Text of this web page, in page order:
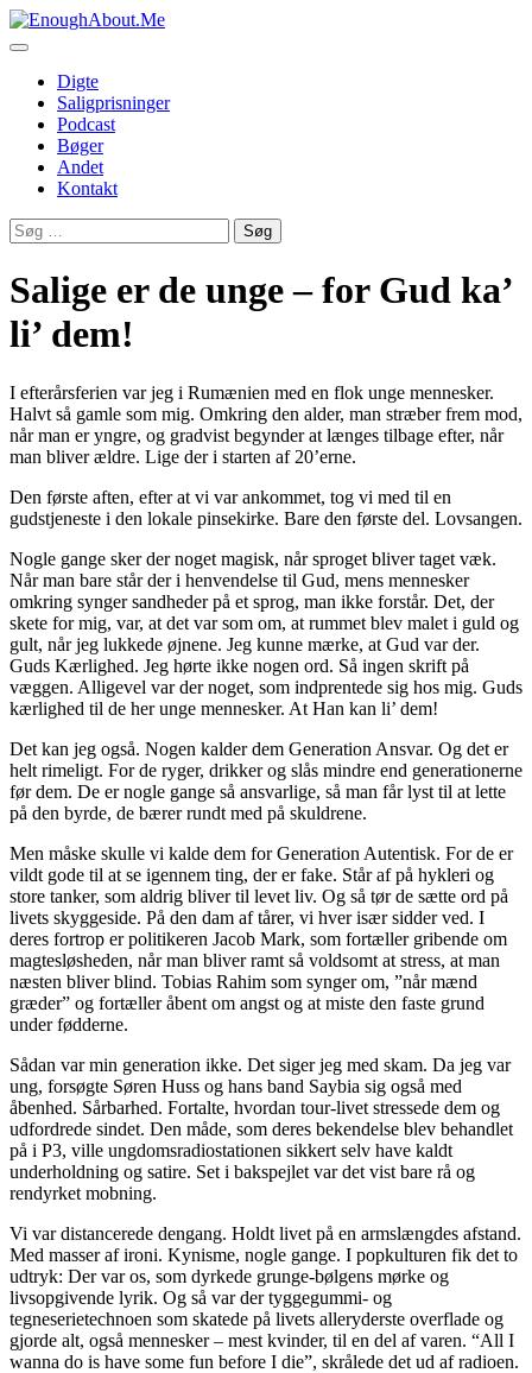
Skip
to
Digte
Saligprisninger
Podcast
Bøger
Andet
Kontakt
Søg
efter:
Salige er de unge – for Gud ka’
li’ dem!
I efterårsferien var jeg i Rumænien med en flok unge mennesker.
Halvt så gamle som mig. Omkring den alder, man stræber frem mod,
når man er yngre, og gradvist begynder at længes tilbage efter, når
man bliver ældre. Lige der i starten af 20’erne.
Den første aften, efter at vi var ankommet, tog vi med til en
gudstjeneste i den lokale pinsekirke. Bare den første del. Lovsangen.
Nogle gange sker der noget magisk, når sproget bliver taget væk.
Når man bare står der i henvendelse til Gud, mens mennesker
omkring synger sandheder på et sprog, man ikke forstår. Det, der
skete for mig, var, at det var som om, at rummet blev malet i guld og
gult, når jeg lukkede øjnene. Jeg kunne mærke, at Gud var der.
Guds Kærlighed. Jeg hørte ikke nogen ord. Så ingen skrift på
væggen. Alligevel var der noget, som indprentede sig hos mig. Guds
kærlighed til de her unge mennesker. At Han kan li’ dem!
Det kan jeg også. Nogen kalder dem Generation Ansvar. Og det er
helt rimeligt. For de ryger, drikker og slås mindre end generationerne
før dem. De er nogle gange så ansvarlige, så man får lyst til at lette
på den byrde, de bærer rundt med på skuldrene.
Men måske skulle vi kalde dem for Generation Autentisk. For de er
vildt gode til at se igennem ting, der er fake. Står af på hykleri og
store tanker, som aldrig bliver til levet liv. Og så tør de sætte ord på
livets skyggeside. På den dam af tårer, vi hver især sidder ved. I
deres fortrop er politikeren Jacob Mark, som fortæller gribende om
magtesløsheden, når man bliver ramt så voldsomt at stress, at man
næsten bliver blind. Tobias Rahim som synger om, ”når mænd
græder” og fortæller åbent om angst og at miste den faste grund
under fødderne.
Sådan var min generation ikke. Det siger jeg med skam. Da jeg var
ung, forsøgte Søren Huss og hans band Saybia sig også med
åbenhed. Sårbarhed. Fortalte, hvordan tour-livet stressede dem og
udfordrede sindet. Den måde, som deres bekendelse blev behandlet
på i P3, ville ungdomsradiostationen sikkert selv have kaldt
underholdning og satire. Set i bakspejlet var det vist bare rå og
rendyrket mobning.
Vi var distancerede dengang. Holdt livet på en armslængdes afstand.
Med masser af ironi. Kynisme, nogle gange. I popkulturen fik det to
udtryk: Der var os, som dyrkede grunge-bølgens mørke og
livsopgivende lyrik. Og så var der tyggegummi- og
tegneserietechnoen som skatede på livets alleryderste overflade og
gjorde alt, også mennesker – mest kvinder, til en del af varen. “All I
wanna do is have some fun before I die”, skrålede det ud af radioen.